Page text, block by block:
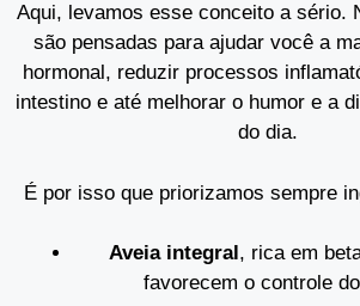
Aqui, levamos esse conceito a sério.
são pensadas para ajudar você a
hormonal, reduzir processos
intestino e até melhorar o humor e a
do dia.
É por isso que priorizamos sempre
Aveia integral, rica em
favorecem o controle